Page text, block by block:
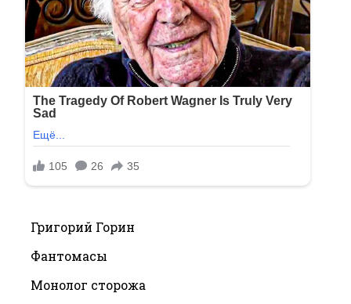
Григорий Горин
Фантомасы
Монолог сторожа